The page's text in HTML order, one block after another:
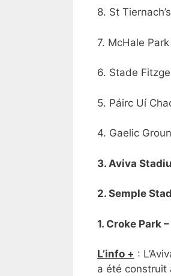
8. St
7. McHale
6. Stade
5. Páirc Uí
4. Gaelic
3. Aviva
2. Semple
1. Croke Park
L’info + :
a été construit